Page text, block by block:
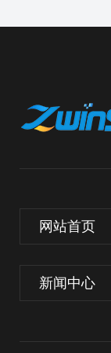
网站首页
新闻中心